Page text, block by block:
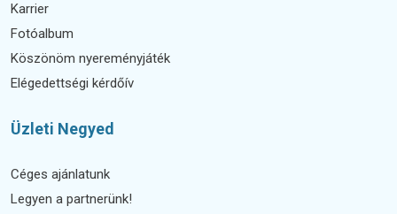
Karrier
Fotóalbum
Köszönöm nyereményjáték
Elégedettségi kérdőív
Üzleti Negyed
Céges ajánlatunk
Legyen a partnerünk!